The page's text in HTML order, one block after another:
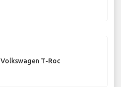
Volkswagen T-Roc